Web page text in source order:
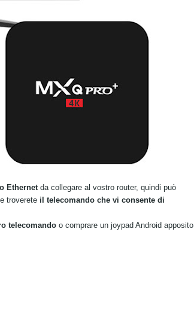
Ethernet da collegare al vostro router, quindi può
troverete il telecomando che vi consente di
telecomando o comprare un joypad Android apposito